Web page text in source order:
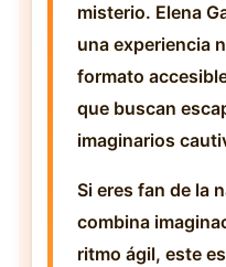
misterio. Elena
una experiencia
formato
que buscan
imaginarios
Si eres fan de la
combina
ritmo ágil, este